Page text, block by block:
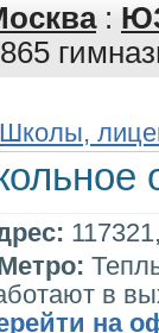
:
Школы,
в
на